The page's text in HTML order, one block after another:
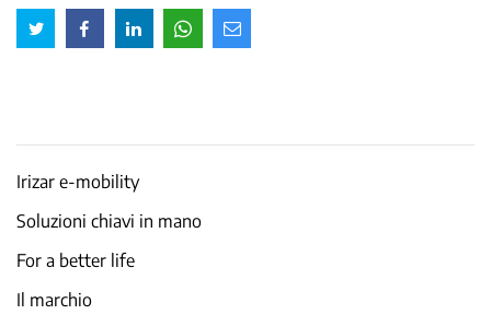
Irizar e-mobility
Soluzioni chiavi in mano
For a better life
Il marchio